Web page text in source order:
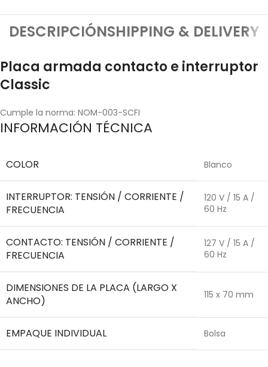
DESCRIPCIÓNSHIPPING & DELIVERY
Placa armada contacto e interruptor
Classic
Cumple la norma: NOM-003-SCFI
INFORMACIÓN TÉCNICA
COLOR Blanco
INTERRUPTOR: TENSIÓN / CORRIENTE /
FRECUENCIA
120 V / 15 A /
60 Hz
CONTACTO: TENSIÓN / CORRIENTE /
FRECUENCIA
127 V / 15 A /
60 Hz
DIMENSIONES DE LA PLACA (LARGO X
ANCHO)
115 x 70 mm
EMPAQUE INDIVIDUAL Bolsa